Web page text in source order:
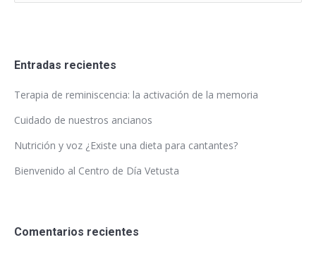
Entradas recientes
Terapia de reminiscencia: la activación de la memoria
Cuidado de nuestros ancianos
Nutrición y voz ¿Existe una dieta para cantantes?
Bienvenido al Centro de Día Vetusta
Comentarios recientes